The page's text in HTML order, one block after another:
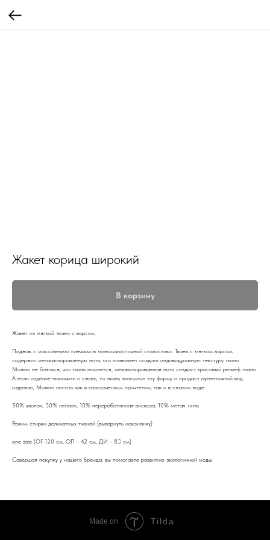
Жакет корица широкий
В корзину
Жакет из мягкой ткани с ворсом.
Пиджак с массивными плечами в минималистичной стилистики. Ткань с мягким ворсом
содержит металлизированную нить, что позволяет создать индивидуальную текстуру ткани.
Можно не бояться, что ткань помнется, механизированная нить создаст красивый рельеф ткани.
А если изделие намочить и сжать, то ткань запомнит эту форму и придаст аутентичный вид
изделию, Можно носить как в классическом прочтении, так и в сжатом виде.
50% хлопок, 30% нейлон, 10% переработанная вискоза, 10% метал. нить
Режим стирки деликатных тканей (вывернуть наизнанку)
one size (ОГ-120 см, ОП - 42 см, ДИ - 83 см)
Совершая покупку у нашего бренда, вы помогаете развитию экологичной моды.
Made on Tilda